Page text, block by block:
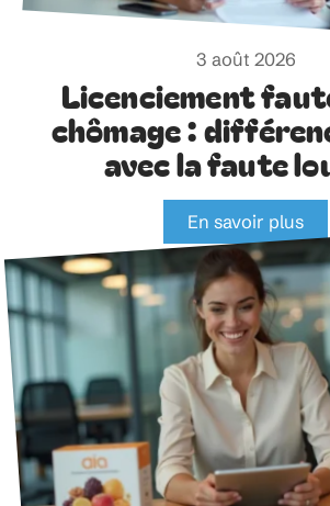
3 août 2026
Licenciement
chômage :
avec la faute
En savoir plus